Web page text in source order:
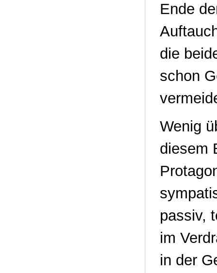
Ende
die
schon
Wenig
diesem
passiv,
im
in der